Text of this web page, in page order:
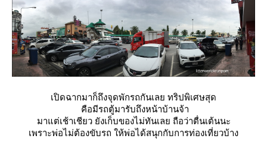
เปิดฉากมาก็ถึงจุดพักรถกันเลย ทริปพิเศษสุด
คือมีรถตู้มารับถึงหน้าบ้านจ้า
มาแต่เช้าเชียว ยังเก็บของไม่ทันเลย ถือว่าตื่นเต้นนะ
เพราะพ่อไม่ต้องขับรถ ให้พ่อได้สนุกกับการท่องเที่ยวบ้าง